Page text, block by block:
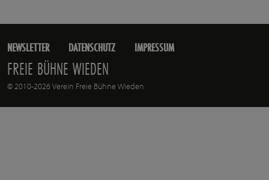
FREIE BÜHNE WIEDEN
© 2010-2026 Verein Freie Bühne Wieden
NEWSLETTER DATENSCHUTZ IMPRESSUM